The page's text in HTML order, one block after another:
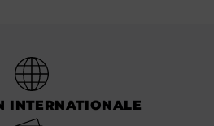
INTERNATIONALE